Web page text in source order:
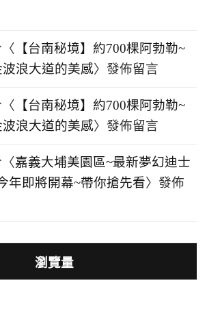
【台南秘境】約700棵阿勃勒~
浪大道的美感〉發佈留言
【台南秘境】約700棵阿勃勒~
浪大道的美感〉發佈留言
嘉義大埔美園區~最新夢幻迪士
年即將開幕~帶你搶先看〉發佈
瀏覽量